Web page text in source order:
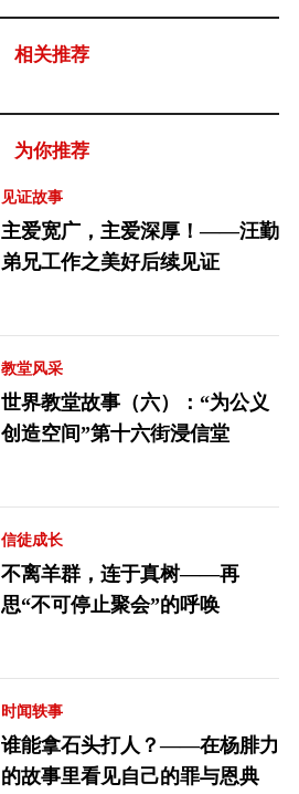
相关推荐
为你推荐
见证故事
主爱宽广，主爱深厚！——汪勤
弟兄工作之美好后续见证
教堂风采
世界教堂故事（六）：“为公义
创造空间”第十六街浸信堂
信徒成长
不离羊群，连于真树——再
思“不可停止聚会”的呼唤
时闻轶事
谁能拿石头打人？——在杨腓力
的故事里看见自己的罪与恩典